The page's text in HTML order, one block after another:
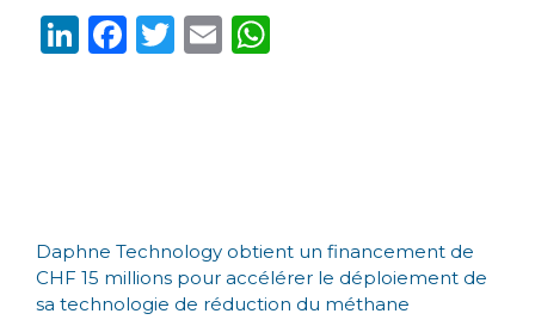
Li F
o
k
T
E
p
Daphne Technology obtient un financement de
CHF 15 millions pour accélérer le déploiement de
sa technologie de réduction du méthane